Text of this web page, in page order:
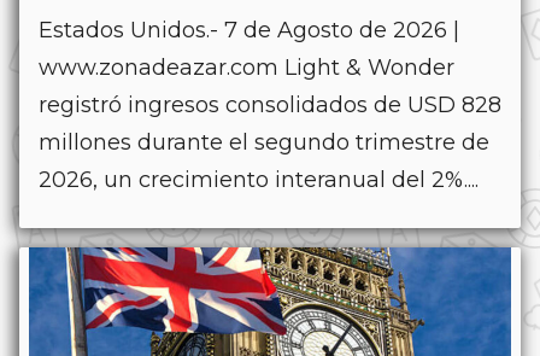
Estados Unidos.- 7 de Agosto de 2026 |
www.zonadeazar.com Light & Wonder
registró ingresos consolidados de USD 828
millones durante el segundo trimestre de
2026, un crecimiento interanual del 2%....